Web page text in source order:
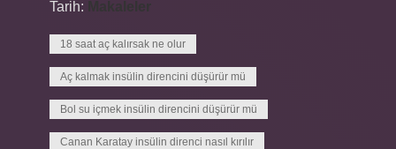
Tarih:
18 saat aç kalırsak ne olur
Aç kalmak insülin direncini düşürür mü
Bol su içmek insülin direncini düşürür mü
Canan Karatay insülin direnci nasıl kırılır